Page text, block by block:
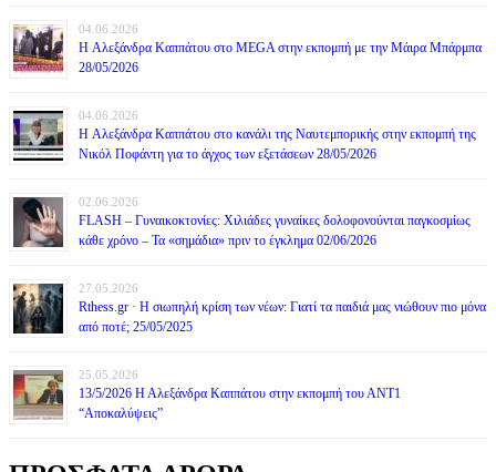
04.06.2026
H Αλεξάνδρα Καππάτου στο MEGA στην εκπομπή με την Μάιρα Mπάρμπα
28/05/2026
04.06.2026
H Αλεξάνδρα Καππάτου στο κανάλι της Ναυτεμπορικής στην εκπομπή της
Νικόλ Ποφάντη για το άγχος των εξετάσεων 28/05/2026
02.06.2026
FLASH – Γυναικοκτονίες: Χιλιάδες γυναίκες δολοφονούνται παγκοσμίως
κάθε χρόνο – Τα «σημάδια» πριν το έγκλημα 02/06/2026
27.05.2026
Rthess.gr · Η σιωπηλή κρίση των νέων: Γιατί τα παιδιά μας νιώθουν πιο μόνα
από ποτέ; 25/05/2025
25.05.2026
13/5/2026 Η Αλεξάνδρα Καππάτου στην εκπομπή του ΑΝΤ1
“Αποκαλύψεις”